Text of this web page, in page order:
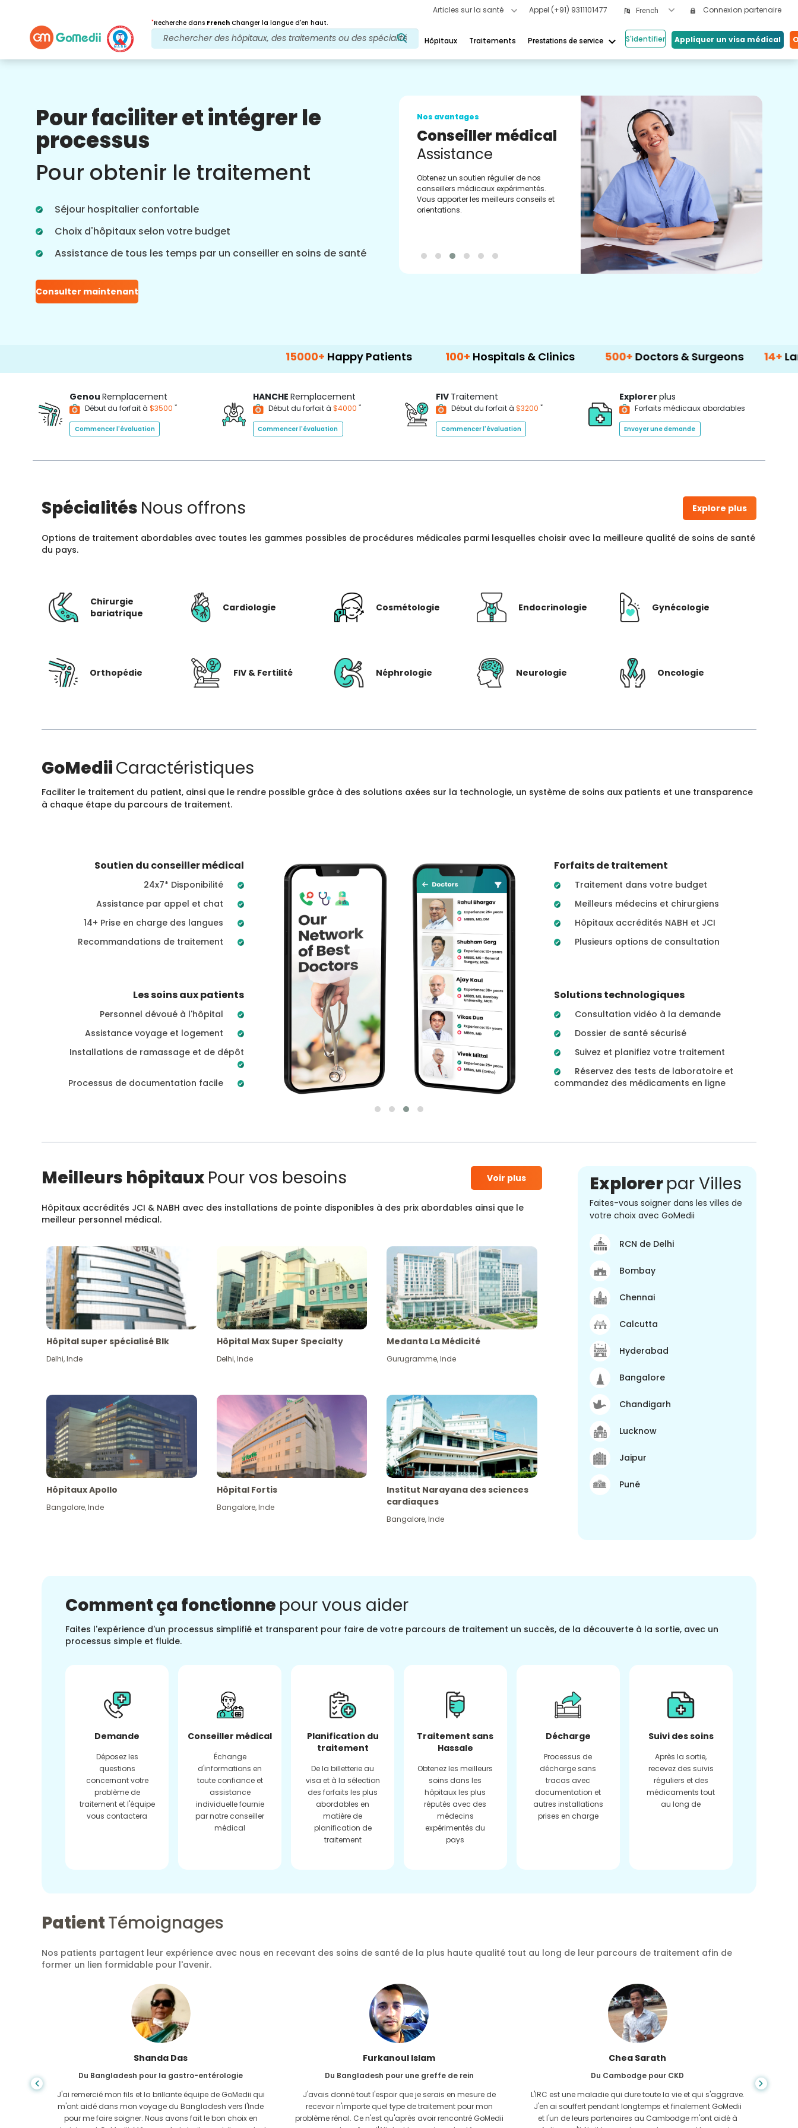
Articles sur la santé Appel (+91) 9311101477 French Connexion partenaire
*Recherche dans French Changer la langue d'en haut.
Hôpitaux Traitements Prestations de service keyboard_arrow_down S'identifier Appliquer un visa médical
Pour faciliter et intégrer le
processus
Pour obtenir le traitement
Séjour hospitalier confortable
Choix d'hôpitaux selon votre budget
Assistance de tous les temps par un conseiller en soins de santé
Consulter maintenant
Nos avantages
Après traitement
Suivi des soins
Bénéficiez d'une assistance médicale et
vos problèmes à tout moment. Mises à
traitement.
Nos avantages
Conseiller médical
Assistance
Obtenez un soutien régulier de nos
conseillers médicaux expérimentés.
Vous apporter les meilleurs conseils et
orientations.
15000+Happy Patients 100+Hospitals & Clinics 500+Doctors & Surgeons 14+
Genou Remplacement
Début du forfait à $3500 *
Commencer l'évaluation
HANCHE Remplacement
Début du forfait à $4000 *
Commencer l'évaluation
FIV Traitement
Début du forfait à $3200 *
Commencer l'évaluation
Explorer plus
Forfaits médicaux abordables
Envoyer une demande
Spécialités Nous offrons Explore plus
Options de traitement abordables avec toutes les gammes possibles de procédures médicales parmi lesquelles choisir avec la meilleure qualité de soins de santé
du pays.
Chirurgie
bariatrique
Cardiologie Cosmétologie Endocrinologie Gynécologie
Orthopédie FIV & Fertilité Néphrologie Neurologie Oncologie
GoMediiCaractéristiques
Faciliter le traitement du patient, ainsi que le rendre possible grâce à des solutions axées sur la technologie, un système de soins aux patients et une transparence
à chaque étape du parcours de traitement.
Soutien du conseiller médical
24x7* Disponibilité
Assistance par appel et chat
14+ Prise en charge des langues
Recommandations de traitement
Les soins aux patients
Personnel dévoué à l'hôpital
Assistance voyage et logement
Installations de ramassage et de dépôt
Processus de documentation facile
Forfaits de traitement
Traitement dans votre budget
Meilleurs médecins et chirurgiens
Hôpitaux accrédités NABH et JCI
Plusieurs options de consultation
Solutions technologiques
Consultation vidéo à la demande
Dossier de santé sécurisé
Suivez et planifiez votre traitement
Réservez des tests de laboratoire et
commandez des médicaments en ligne
Meilleurs hôpitauxPour vos besoins Voir plus
Hôpitaux accrédités JCI & NABH avec des installations de pointe disponibles à des prix abordables ainsi que le
meilleur personnel médical.
Hôpital super spécialisé Blk
Delhi,Inde
Hôpital Max Super Specialty
Delhi,Inde
Medanta La Médicité
Gurugramme,Inde
Hôpitaux Apollo
Bangalore,Inde
Hôpital Fortis
Bangalore,Inde
Institut Narayana des sciences
cardiaques
Bangalore,Inde
Explorerpar Villes
Faites-vous soigner dans les villes de
votre choix avec GoMedii
RCN de Delhi
Bombay
Chennai
Calcutta
Hyderabad
Bangalore
Chandigarh
Lucknow
Jaipur
Puné
Comment ça fonctionne pour vous aider
Faites l'expérience d'un processus simplifié et transparent pour faire de votre parcours de traitement un succès, de la découverte à la sortie, avec un
processus simple et fluide.
Demande
Déposez les
questions
concernant votre
problème de
traitement et l'équipe
vous contactera
Conseiller médical
Échange
d'informations en
toute confiance et
assistance
individuelle fournie
par notre conseiller
médical
Planification du
traitement
De la billetterie au
visa et à la sélection
des forfaits les plus
abordables en
matière de
planification de
traitement
Traitement sans
Hassale
Obtenez les meilleurs
soins dans les
hôpitaux les plus
réputés avec des
médecins
expérimentés du
pays
Décharge
Processus de
décharge sans
tracas avec
documentation et
autres installations
prises en charge
Suivi des soins
Après la sortie,
recevez des suivis
réguliers et des
médicaments tout
au long de
PatientTémoignages
Nos patients partagent leur expérience avec nous en recevant des soins de santé de la plus haute qualité tout au long de leur parcours de traitement afin de
former un lien formidable pour l'avenir.
Shanda Das
Du Bangladesh pour la gastro-entérologie
J'ai remercié mon fils et la brillante équipe de GoMedii qui
m'ont aidé dans mon voyage du Bangladesh vers l'Inde
pour me faire soigner. Nous avons fait le bon choix en
Furkanoul Islam
Du Bangladesh pour une greffe de rein
J'avais donné tout l'espoir que je serais en mesure de
recevoir n'importe quel type de traitement pour mon
problème rénal. Ce n'est qu'après avoir rencontré GoMedii
Chea Sarath
Du Cambodge pour CKD
L'IRC est une maladie qui dure toute la vie et qui s'aggrave.
J'en ai souffert pendant longtemps et finalement GoMedii
et l'un de leurs partenaires au Cambodge m'ont aidé à